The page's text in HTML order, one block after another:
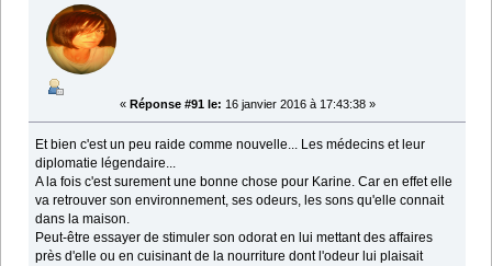
« Réponse #91 le: 16 janvier 2016 à 17:43:38 »
Et bien c'est un peu raide comme nouvelle... Les médecins et leur
diplomatie légendaire...
A la fois c'est surement une bonne chose pour Karine. Car en effet elle
va retrouver son environnement, ses odeurs, les sons qu'elle connait
dans la maison.
Peut-être essayer de stimuler son odorat en lui mettant des affaires
près d'elle ou en cuisinant de la nourriture dont l'odeur lui plaisait